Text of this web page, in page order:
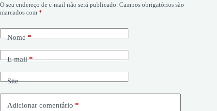
O seu endereço de e-mail não será publicado. Campos obrigatórios são
marcados com *
Nome*
E-mail*
Site
Adicionar comentário *